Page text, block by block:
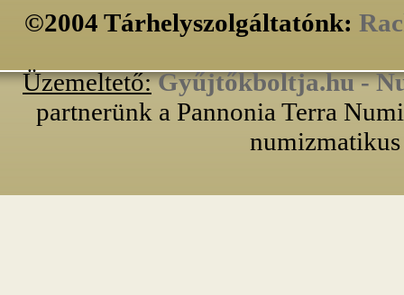
©2004 Tárhelyszolgáltatónk:
Üzemeltető: Gyűjtőkboltja.hu -
partnerünk a Pannonia Terra
numizmatikus